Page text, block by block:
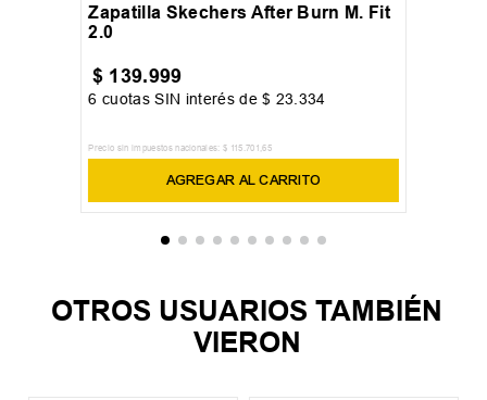
Zapatilla Skechers After Burn M. Fit
2.0
$ 139.999
6 cuotas SIN interés de$ 23 334
Precio sin impuestos nacionales: $ 115 701 ,65
AGREGAR AL CARRITO
OTROS USUARIOS TAMBIÉN
VIERON